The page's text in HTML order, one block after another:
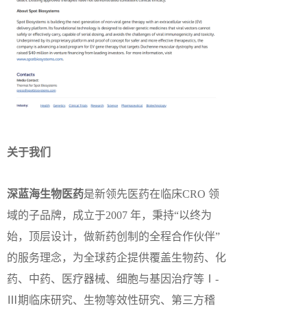
关于我们
深蓝海生物医药是新领先医药在临床CRO 领
域的子品牌，成立于2007 年，秉持“以终为
始，顶层设计，做新药创制的全程合作伙伴”
的服务理念，为全球药企提供覆盖生物药、化
药、中药、医疗器械、细胞与基因治疗等Ⅰ-
Ⅲ期临床研究、生物等效性研究、第三方稽